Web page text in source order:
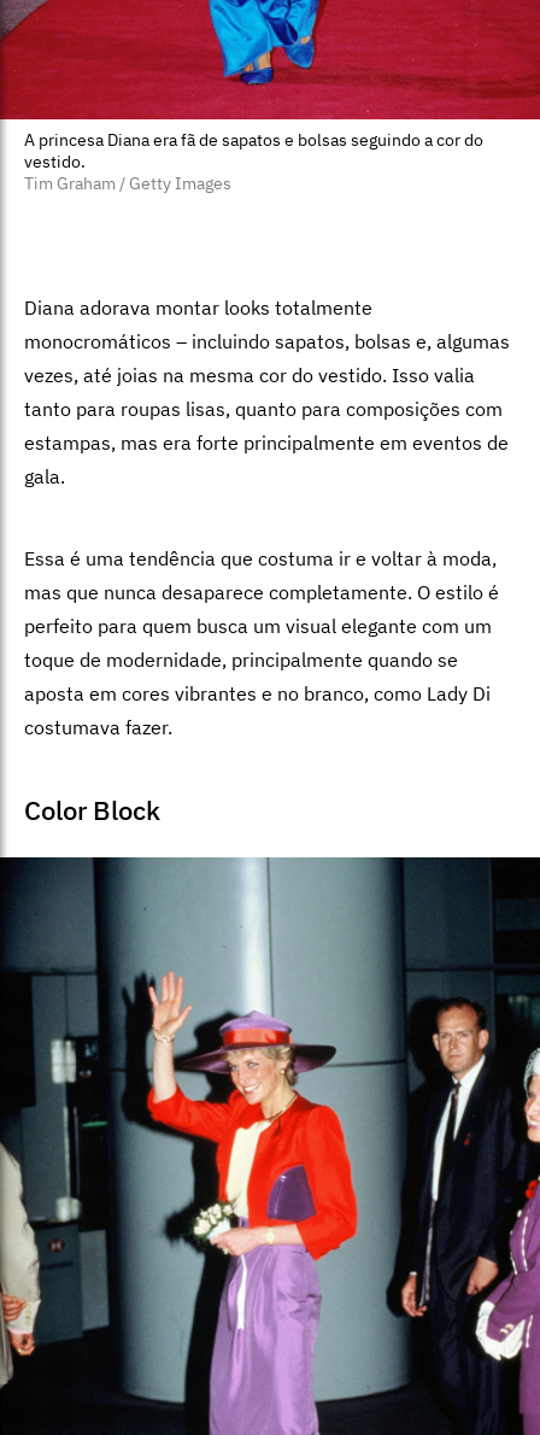
A princesa Diana era fã de sapatos e bolsas seguindo a cor do
vestido.
Tim Graham / Getty Images
Diana adorava montar looks totalmente
monocromáticos – incluindo sapatos, bolsas e, algumas
vezes, até joias na mesma cor do vestido. Isso valia
tanto para roupas lisas, quanto para composições com
estampas, mas era forte principalmente em eventos de
gala.
Essa é uma tendência que costuma ir e voltar à moda,
mas que nunca desaparece completamente. O estilo é
perfeito para quem busca um visual elegante com um
toque de modernidade, principalmente quando se
aposta em cores vibrantes e no branco, como Lady Di
costumava fazer.
Color Block